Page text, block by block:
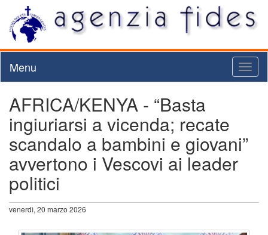
Menu
AFRICA/KENYA - “Basta
ingiuriarsi a vicenda; recate
scandalo a bambini e giovani”
avvertono i Vescovi ai leader
politici
venerdì, 20 marzo 2026